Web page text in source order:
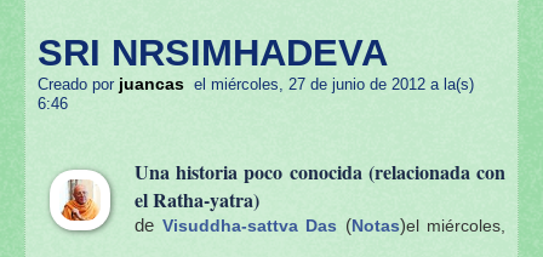
SRI NRSIMHADEVA
Creado por juancas el miércoles, 27 de junio de 2012 a la(s)
6:46
Una historia poco conocida (relacionada con
el Ratha-yatra)
de Visuddha-sattva Das (Notas)el miércoles,